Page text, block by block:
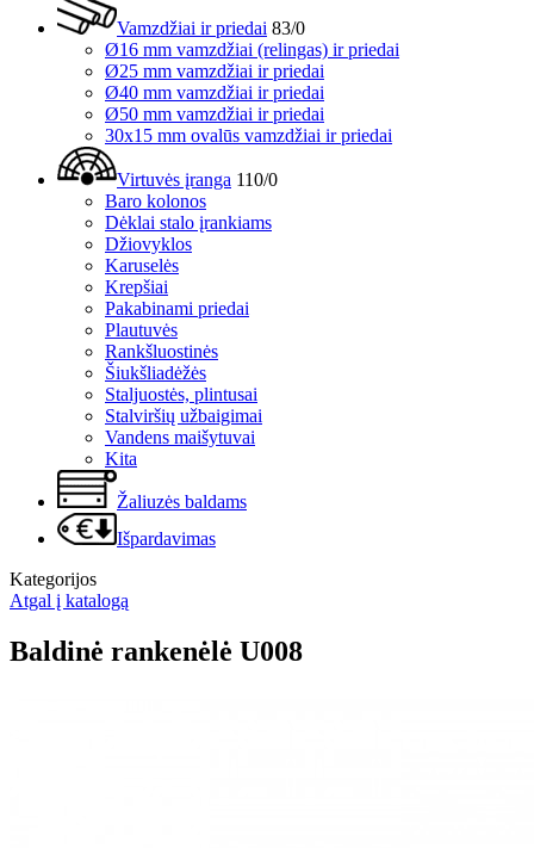
Vamzdžiai ir priedai 83/0
Ø16 mm vamzdžiai (relingas) ir priedai
Ø25 mm vamzdžiai ir priedai
Ø40 mm vamzdžiai ir priedai
Ø50 mm vamzdžiai ir priedai
30x15 mm ovalūs vamzdžiai ir priedai
Virtuvės įranga 110/0
Baro kolonos
Dėklai stalo įrankiams
Džiovyklos
Karuselės
Krepšiai
Pakabinami priedai
Plautuvės
Rankšluostinės
Šiukšliadėžės
Staljuostės, plintusai
Stalviršių užbaigimai
Vandens maišytuvai
Kita
Žaliuzės baldams
Išpardavimas
Kategorijos
Atgal į katalogą
Baldinė rankenėlė U008